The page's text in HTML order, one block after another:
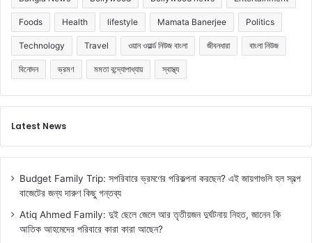
দ
বু
ন
Foods Health lifestyle Mamata Banerjee Politics
Technology Travel ওয়ান ওয়ার্ল্ড নিউজ বাংলা জীবনধারা বাংলা নিউজ
বিনোদন ভ্রমণ মমতা বন্দ্যোপাধ্যায় স্বাস্থ্য
Latest News
Budget Family Trip: সপরিবারে ভ্রমণের পরিকল্পনা করছেন? এই জায়গাগুলি হল স্বল্প
বাজেটের জন্য দারুণ কিছু গন্তব্য
Atiq Ahmed Family: দুই ছেলে জেলে আর তৃতীয়জন দুর্ঘটনায় নিহত, জানেন কি
আতিক আহমেদের পরিবারে কারা কারা আছেন?